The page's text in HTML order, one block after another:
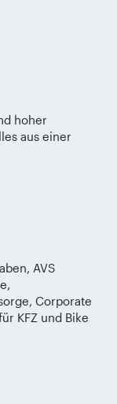
hoher
aus einer
AVS
Corporate
KFZ und Bike